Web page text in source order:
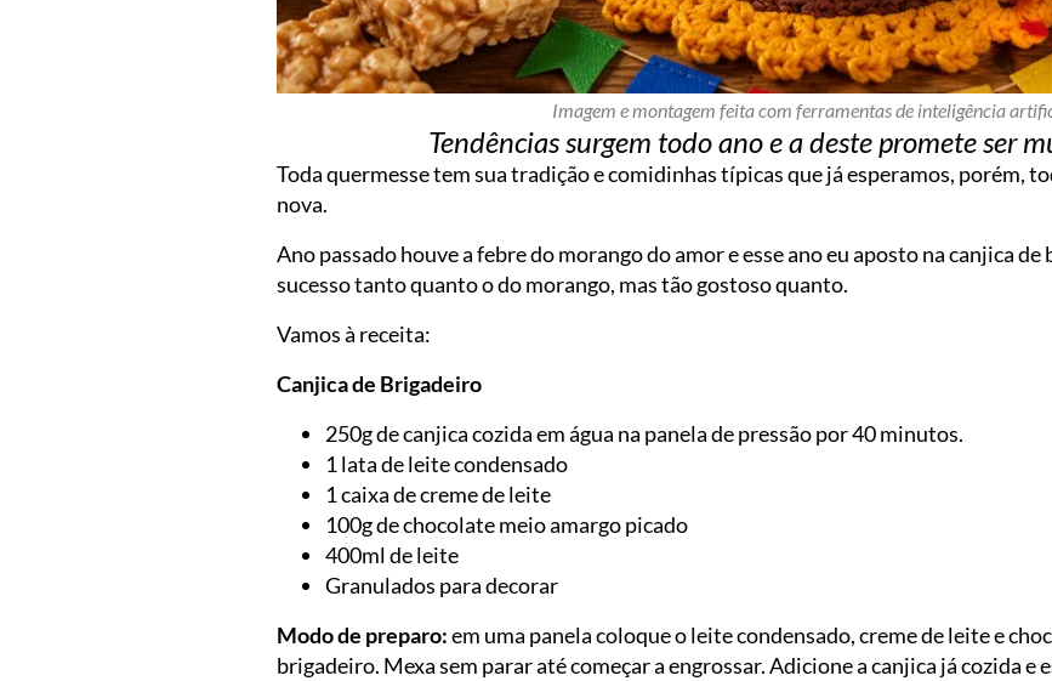
Imagem e montagem feita com ferramentas de inteligência
Tendências surgem todo ano e a deste promete ser
Toda quermesse tem sua tradição e comidinhas típicas que já esperamos, porém,
nova.
Ano passado houve a febre do morango do amor e esse ano eu aposto na canjica
sucesso tanto quanto o do morango, mas tão gostoso quanto.
Vamos à receita:
Canjica de Brigadeiro
250g de canjica cozida em água na panela de pressão por 40 minutos.
1 lata de leite condensado
1 caixa de creme de leite
100g de chocolate meio amargo picado
400ml de leite
Granulados para decorar
Modo de preparo:em uma panela coloque o leite condensado, creme de leite e
brigadeiro. Mexa sem parar até começar a engrossar. Adicione a canjica já cozida e